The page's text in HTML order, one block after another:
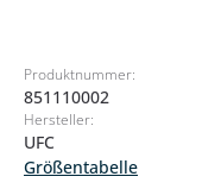
Produktnummer:
851110002
Hersteller:
UFC
Größentabelle